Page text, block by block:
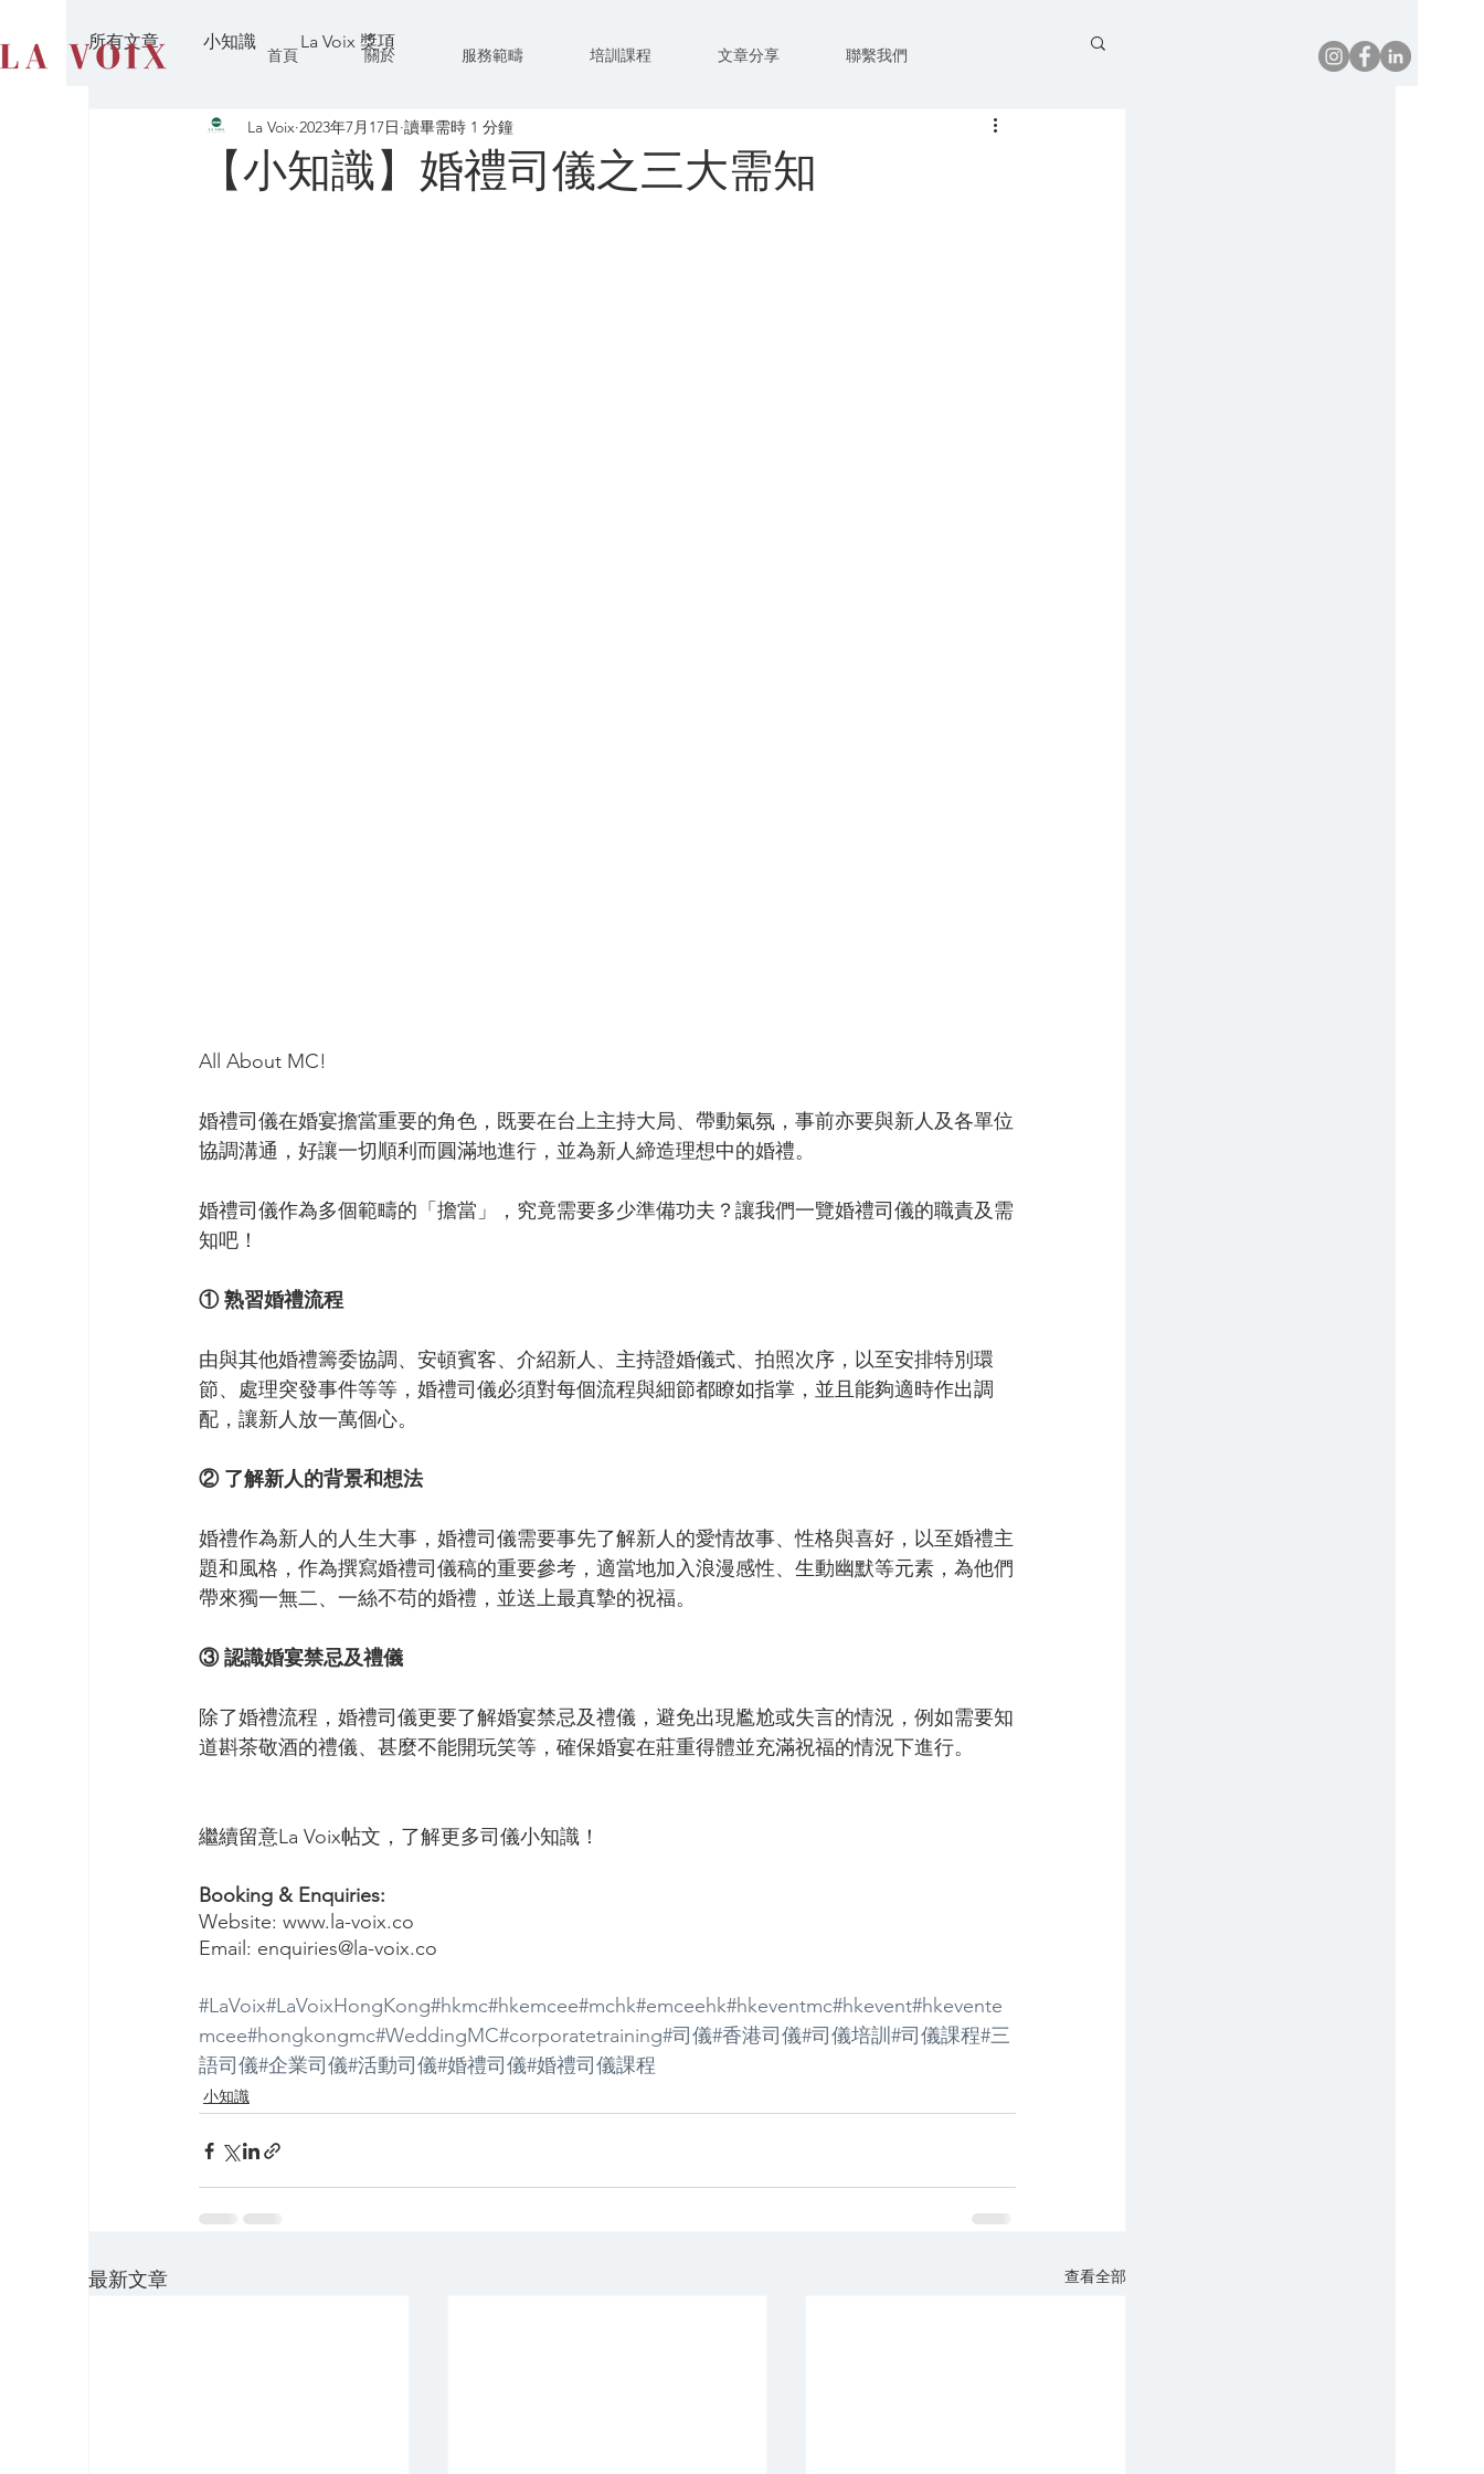
首頁 關於 服務範疇 培訓課程 文章分享 聯繫我們
所有文章 小知識 La Voix 獎項
【小知識】婚禮司儀之三大需知
La Voix 2023年7月17日 讀畢需時 1 分鐘
All About MC!
婚禮司儀在婚宴擔當重要的角色，既要在台上主持大局、帶動氣氛，事前亦要與新人及各單位
協調溝通，好讓一切順利而圓滿地進行，並為新人締造理想中的婚禮。
婚禮司儀作為多個範疇的「擔當」，究竟需要多少準備功夫？讓我們一覽婚禮司儀的職責及需
知吧！
① 熟習婚禮流程
由與其他婚禮籌委協調、安頓賓客、介紹新人、主持證婚儀式、拍照次序，以至安排特別環
節、處理突發事件等等，婚禮司儀必須對每個流程與細節都瞭如指掌，並且能夠適時作出調
配，讓新人放一萬個心。
② 了解新人的背景和想法
婚禮作為新人的人生大事，婚禮司儀需要事先了解新人的愛情故事、性格與喜好，以至婚禮主
題和風格，作為撰寫婚禮司儀稿的重要參考，適當地加入浪漫感性、生動幽默等元素，為他們
帶來獨一無二、一絲不苟的婚禮，並送上最真摯的祝福。
③ 認識婚宴禁忌及禮儀
除了婚禮流程，婚禮司儀更要了解婚宴禁忌及禮儀，避免出現尷尬或失言的情況，例如需要知
道斟茶敬酒的禮儀、甚麼不能開玩笑等，確保婚宴在莊重得體並充滿祝福的情況下進行。
繼續留意La Voix帖文，了解更多司儀小知識！
Booking & Enquiries:
Website: www.la-voix.co
Email: enquiries@la-voix.co
#LaVoix#LaVoixHongKong#hkmc#hkemcee#mchk#emceehk#hkeventmc#hkevent#hkevente
mcee#hongkongmc#WeddingMC#corporatetraining#司儀#香港司儀#司儀培訓 #司儀課程#三
語司儀#企業司儀#活動司儀#婚禮司儀#婚禮司儀課程
小知識
最新文章 查看全部